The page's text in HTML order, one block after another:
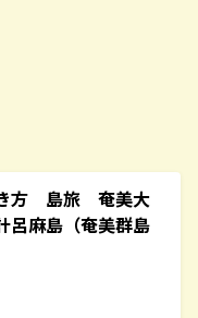
方 島旅 奄美大
麻島（奄美群島